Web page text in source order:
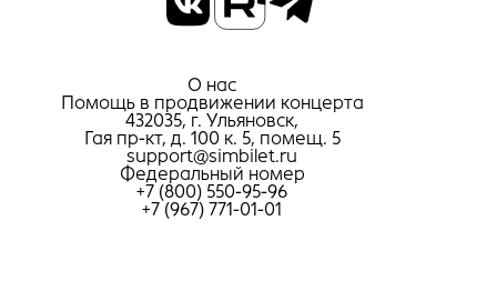
О нас
Помощь в продвижении концерта
432035, г. Ульяновск,
Гая пр-кт, д. 100 к. 5, помещ. 5
support@simbilet.ru
Федеральный номер
+7 (800) 550-95-96
+7 (967) 771-01-01